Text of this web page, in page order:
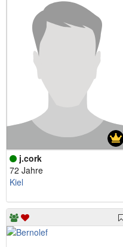
j.cork
72 Jahre
Kiel